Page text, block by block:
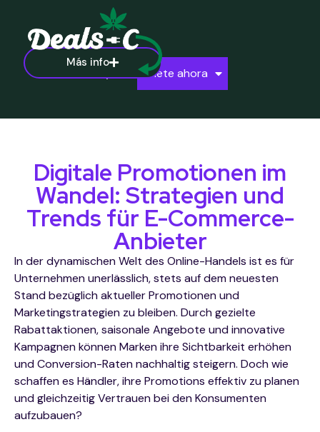
Más info
Únete ahora
Digitale Promotionen im
Wandel: Strategien und
Trends für E-Commerce-
Anbieter
In der dynamischen Welt des Online-Handels ist es für
Unternehmen unerlässlich, stets auf dem neuesten
Stand bezüglich aktueller Promotionen und
Marketingstrategien zu bleiben. Durch gezielte
Rabattaktionen, saisonale Angebote und innovative
Kampagnen können Marken ihre Sichtbarkeit erhöhen
und Conversion-Raten nachhaltig steigern. Doch wie
schaffen es Händler, ihre Promotions effektiv zu planen
und gleichzeitig Vertrauen bei den Konsumenten
aufzubauen?